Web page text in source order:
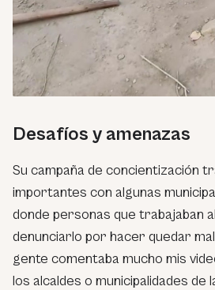
Desafíos y amenazas
Su campaña de concientización
importantes con algunas
donde personas que trabajaban
denunciarlo por hacer quedar
gente comentaba mucho mis
los alcaldes o municipalidades de